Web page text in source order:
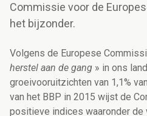
Commissie voor de
het bijzonder.
Volgens de Europese
herstel aan de gang » in ons
groeivooruitzichten van 1,1%
van het BBP in 2015 wijst de
positieve indices waaronder de